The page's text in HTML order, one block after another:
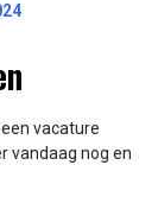
vacature
vandaag nog en